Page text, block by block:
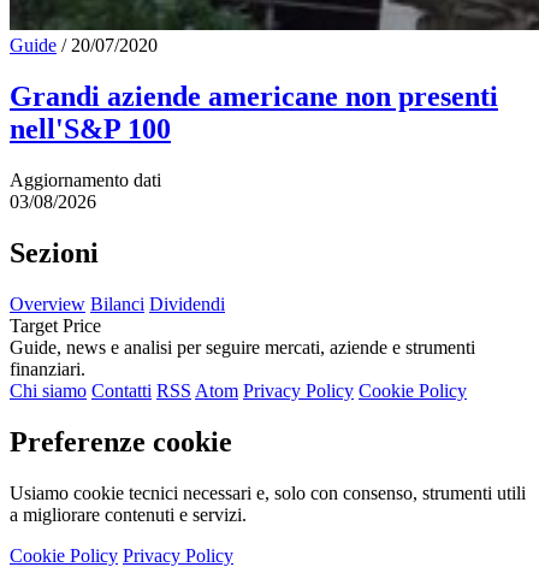
Guide / 20/07/2020
Grandi aziende americane non presenti
nell'S&P 100
Aggiornamento dati
03/08/2026
Sezioni
Overview Bilanci Dividendi
Target Price
Guide, news e analisi per seguire mercati, aziende e strumenti
finanziari.
Chi siamo Contatti RSS Atom Privacy Policy Cookie Policy
Preferenze cookie
Usiamo cookie tecnici necessari e, solo con consenso, strumenti utili
a migliorare contenuti e servizi.
Cookie Policy Privacy Policy